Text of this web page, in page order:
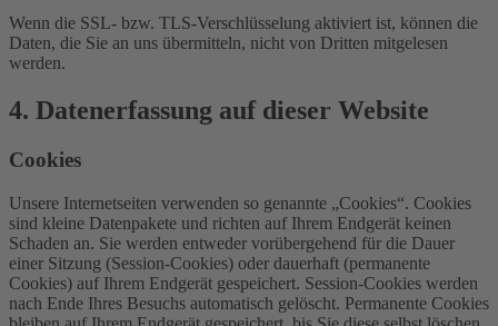
Wenn die SSL- bzw. TLS-Verschlüsselung aktiviert ist, können die
Daten, die Sie an uns übermitteln, nicht von Dritten mitgelesen
werden.
4. Datenerfassung auf dieser Website
Cookies
Unsere Internetseiten verwenden so genannte „Cookies“. Cookies
sind kleine Datenpakete und richten auf Ihrem Endgerät keinen
Schaden an. Sie werden entweder vorübergehend für die Dauer
einer Sitzung (Session-Cookies) oder dauerhaft (permanente
Cookies) auf Ihrem Endgerät gespeichert. Session-Cookies werden
nach Ende Ihres Besuchs automatisch gelöscht. Permanente Cookies